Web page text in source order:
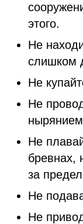
этого.
Не
слишком
Не
Не
нырянием
Не
бревнах,
за
Не
Не